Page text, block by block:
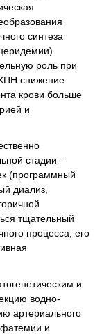
синтеза
роль при
снижение
крови больше
и
стадии –
(программный
диализ,
тщательный
процесса, его
и
водно-
артериального
и